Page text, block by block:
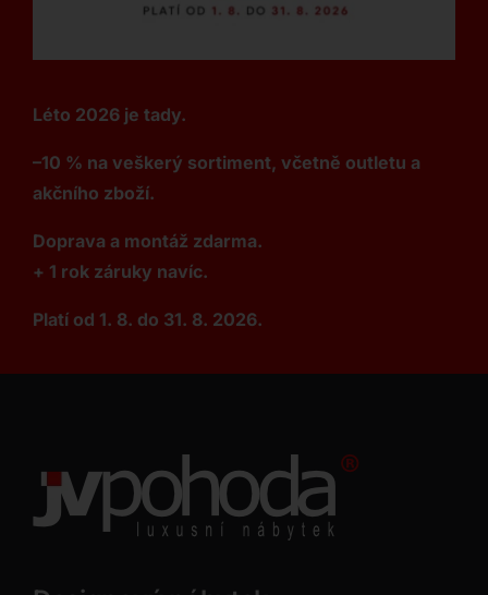
Léto 2026 je tady.
–10 % na veškerý sortiment, včetně outletu a
akčního zboží.
Doprava a montáž zdarma.
+ 1 rok záruky navíc.
Platí od 1. 8. do 31. 8. 2026.